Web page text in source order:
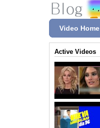
Video Home
Active Videos